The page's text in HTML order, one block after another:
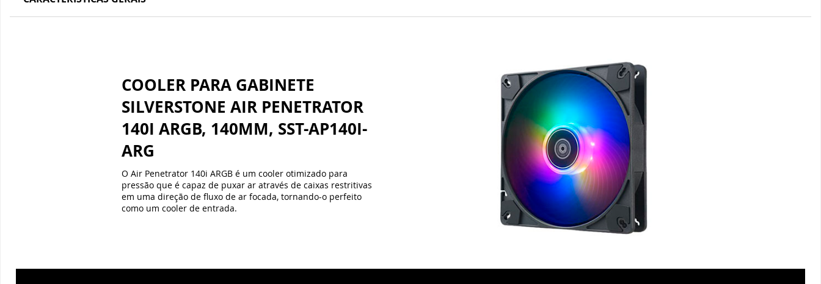
COOLER PARA GABINETE
SILVERSTONE AIR PENETRATOR
140I ARGB, 140MM, SST-AP140I-
ARG
O Air Penetrator 140i ARGB é um cooler otimizado para
pressão que é capaz de puxar ar através de caixas restritivas
em uma direção de fluxo de ar focada, tornando-o perfeito
como um cooler de entrada.